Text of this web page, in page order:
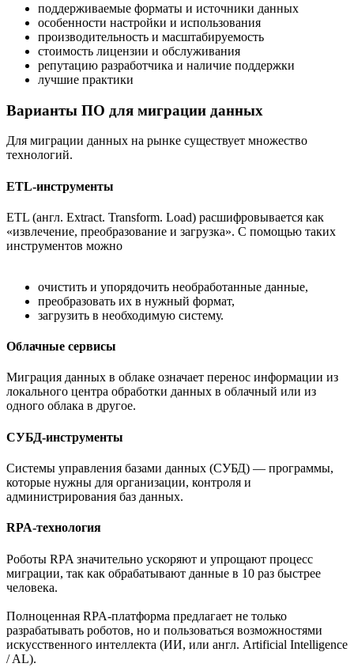
поддерживаемые форматы и источники данных
особенности настройки и использования
производительность и масштабируемость
стоимость лицензии и обслуживания
репутацию разработчика и наличие поддержки
лучшие практики
Варианты ПО для миграции данных
Для миграции данных на рынке существует множество
технологий.
ETL-инструменты
ETL (англ. Extract. Transform. Load) расшифровывается как
«извлечение, преобразование и загрузка». С помощью таких
инструментов можно
очистить и упорядочить необработанные данные,
преобразовать их в нужный формат,
загрузить в необходимую систему.
Облачные сервисы
Миграция данных в облаке означает перенос информации из
локального центра обработки данных в облачный или из
одного облака в другое.
СУБД-инструменты
Системы управления базами данных (СУБД) — программы,
которые нужны для организации, контроля и
администрирования баз данных.
RPA-технология
Роботы RPA значительно ускоряют и упрощают процесс
миграции, так как обрабатывают данные в 10 раз быстрее
человека.
Полноценная RPA-платформа предлагает не только
разрабатывать роботов, но и пользоваться возможностями
искусственного интеллекта (ИИ, или англ. Artificial Intelligence
/ AL).